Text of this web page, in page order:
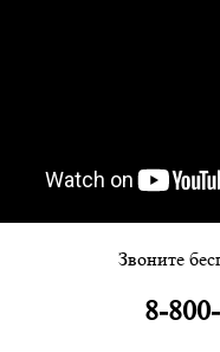
Звоните
8-